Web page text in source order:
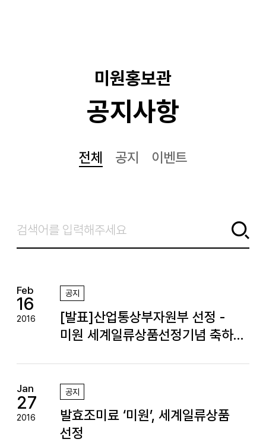
미원홍보관
공지사항
전체 공지 이벤트
Feb
16
2016
공지
[발표]산업통상부자원부 선정 -
미원 세계일류상품선정기념 축하
Jan
27
2016
공지
발효조미료 ‘미원’, 세계일류상품
선정